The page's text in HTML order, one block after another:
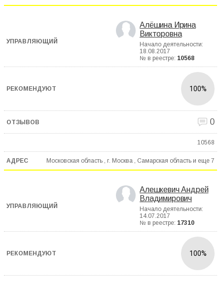
Алёшина Ирина
Викторовна
Начало деятельности:
18.08.2017
№ в реестре: 10568
100%
0
10568
Московская область , г. Москва , Самарская область и еще 7
Алешкевич Андрей
Владимирович
Начало деятельности:
14.07.2017
№ в реестре: 17310
100%